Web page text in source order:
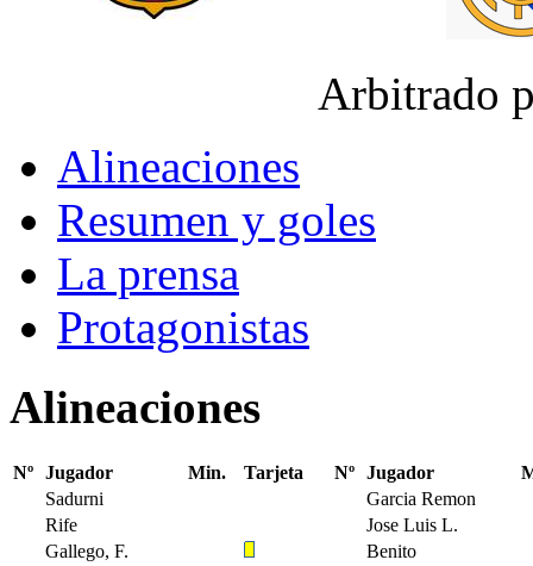
Arbitrado
Alineaciones
Resumen y goles
La prensa
Protagonistas
Alineaciones
Nº Jugador Min. Tarjeta Nº Jugador
Sadurni
Garcia Remon
Rife
Jose Luis L.
Gallego, F.
Benito